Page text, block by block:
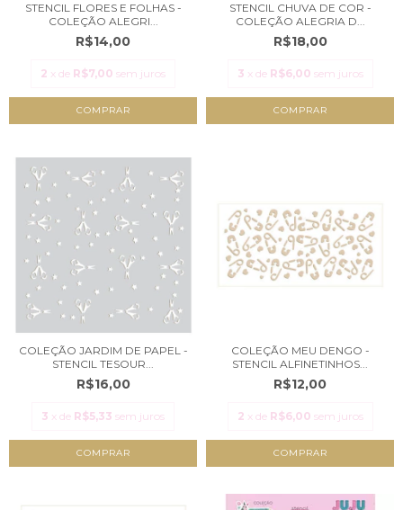
STENCIL FLORES E FOLHAS -
COLEÇÃO ALEGRI...
R$14,00
2 x de R$7,00 sem juros
STENCIL CHUVA DE COR -
COLEÇÃO ALEGRIA D...
R$18,00
3 x de R$6,00 sem juros
COLEÇÃO JARDIM DE PAPEL -
STENCIL TESOUR...
R$16,00
3 x de R$5,33 sem juros
COLEÇÃO MEU DENGO -
STENCIL ALFINETINHOS...
R$12,00
2 x de R$6,00 sem juros